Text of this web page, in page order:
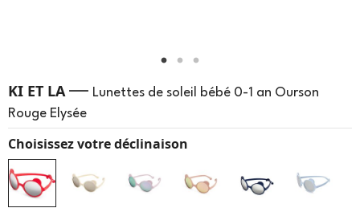
KI ET LA — Lunettes de soleil bébé 0-1 an Ourson
Rouge Elysée
Choisissez votre déclinaison